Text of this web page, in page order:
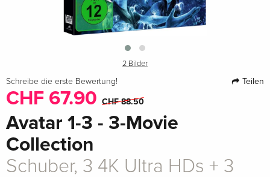
2 Bilder
Schreibe die erste Bewertung! Teilen
CHF 67.90 CHF 88.50
Avatar 1-3 - 3-Movie
Collection
Schuber, 3 4K Ultra HDs + 3